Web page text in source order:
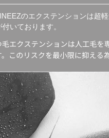
のエクステンションは超
付いております。
毛エクステンションは人工毛
。このリスクを最小限に抑える